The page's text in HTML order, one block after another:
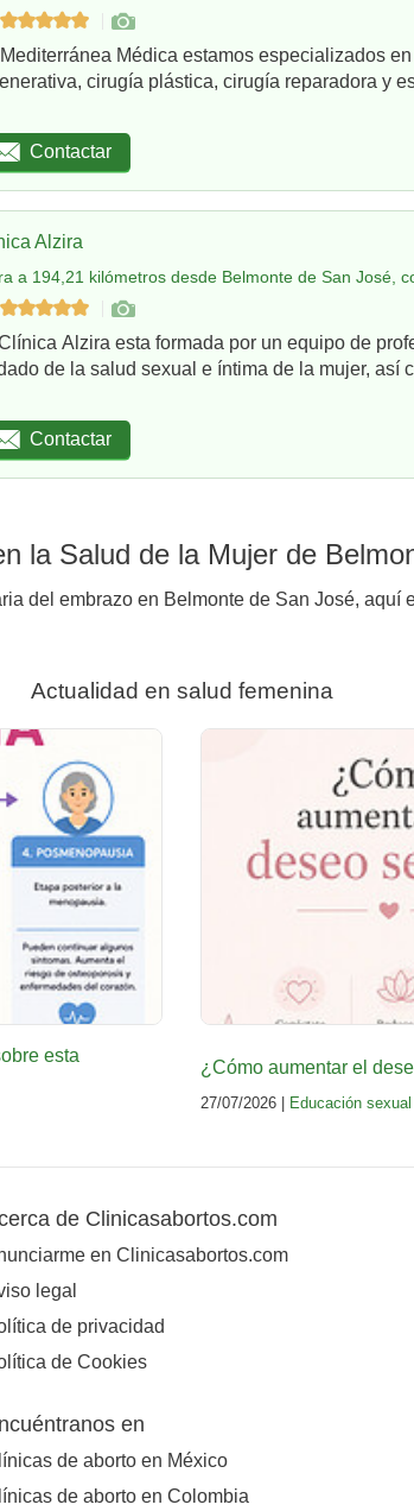
Médica estamos especializados
cirugía plástica, cirugía reparadora y
Contactar
Alzira
a 194,21 kilómetros desde Belmonte de San José,
Alzira esta formada por un equipo de
de la salud sexual e íntima de la mujer, así
Contactar
la Salud de la Mujer de
del embrazo en Belmonte de San José, aquí
Actualidad en salud femenina
esta
¿Cómo aumentar el
27/07/2026 | Educación sexual
de Clinicasabortos.com
en Clinicasabortos.com
legal
de privacidad
de Cookies
en
de aborto en México
de aborto en Colombia